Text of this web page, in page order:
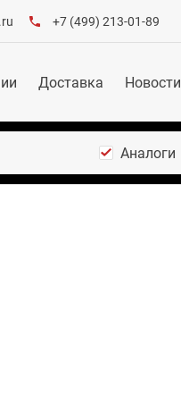
+7 (499) 213-01-89
Доставка Новости
Аналоги